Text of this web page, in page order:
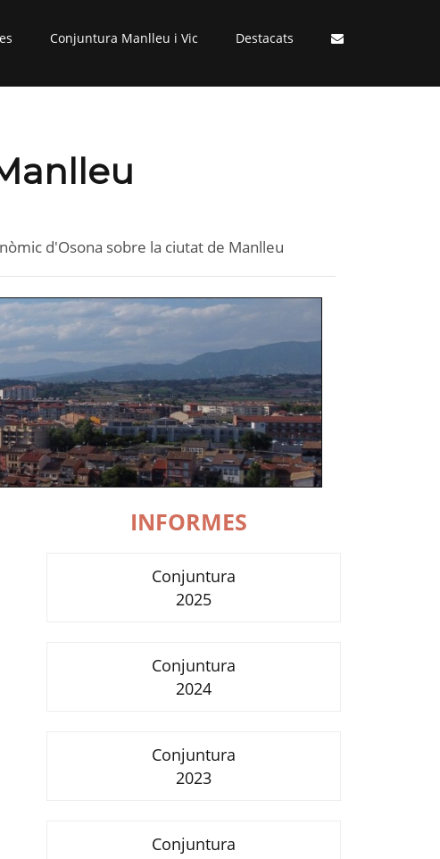
Conjuntura Manlleu i Vic Destacats
d'Osona sobre la ciutat de Manlleu
INFORMES
Conjuntura
2025
Conjuntura
2024
Conjuntura
2023
Conjuntura